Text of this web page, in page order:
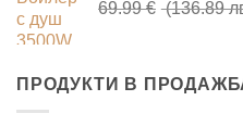
69.99€ (136.89
ПРОДУКТИ В